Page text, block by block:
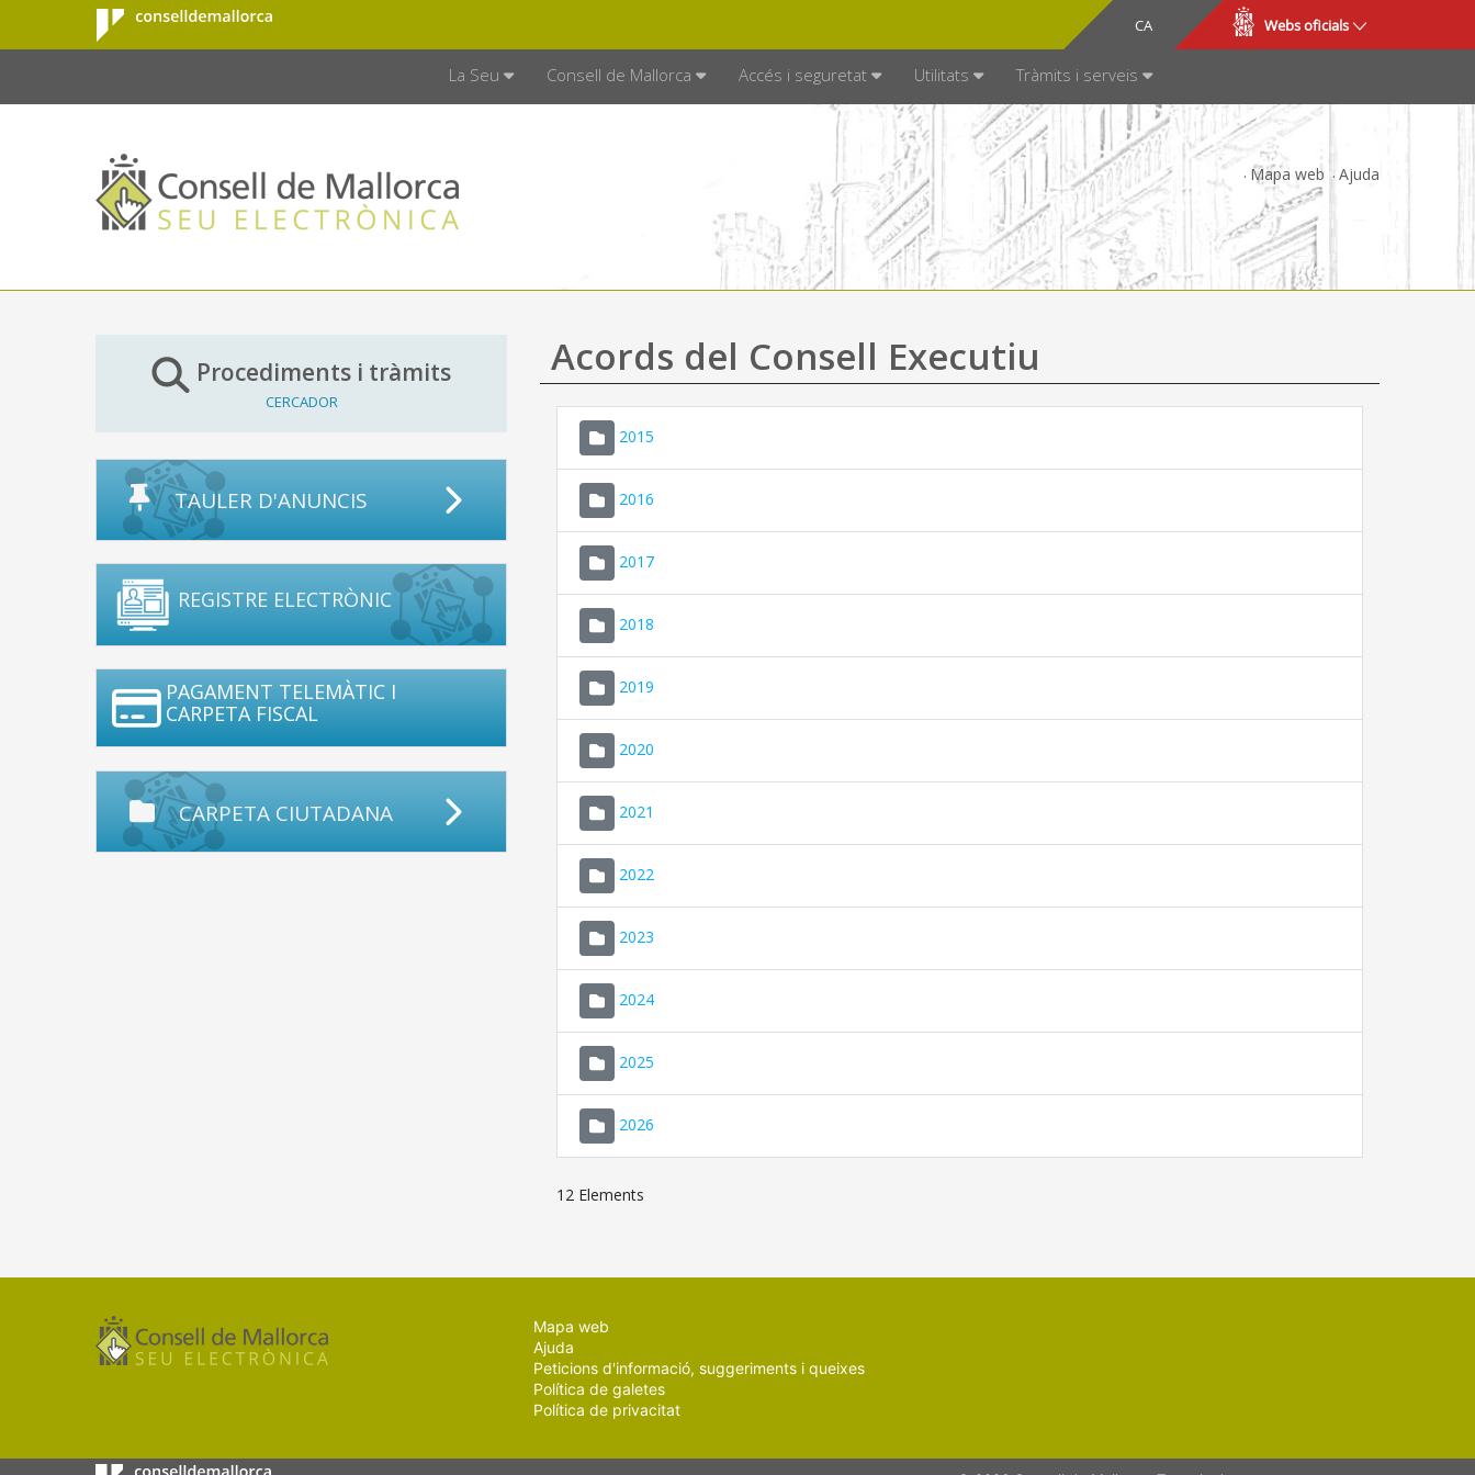
Salta al contingut principal
Consell de
Mallorca
CA
ES Webs oficials
La Seu Consell de Mallorca Accés i seguretat Utilitats Tràmits i serveis
Mapa web Ajuda
Procediments i tràmits
CERCADOR
TAULER D'ANUNCIS
REGISTRE ELECTRÒNIC
PAGAMENT TELEMÀTIC I
CARPETA FISCAL
CARPETA CIUTADANA
Acords del Consell Executiu
2015
2016
2017
2018
2019
2020
2021
2022
2023
2024
2025
2026
12 Elements
Mapa web
Ajuda
Peticions d'informació, suggeriments i queixes
Política de galetes
Política de privacitat